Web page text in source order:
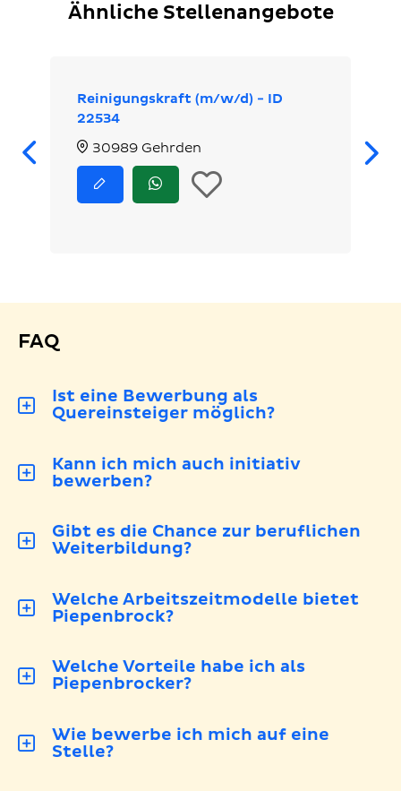
Ähnliche Stellenangebote
Zurück
Reinigungskraft (m/w/d) - ID
22534
30989 Gehrden
bewerben
Jetzt
via
In
FAQ
Ist eine Bewerbung als
Quereinsteiger möglich?
Kann ich mich auch initiativ
bewerben?
Gibt es die Chance zur beruflichen
Weiterbildung?
Welche Arbeitszeitmodelle bietet
Piepenbrock?
Welche Vorteile habe ich als
Piepenbrocker?
Wie bewerbe ich mich auf eine
Stelle?